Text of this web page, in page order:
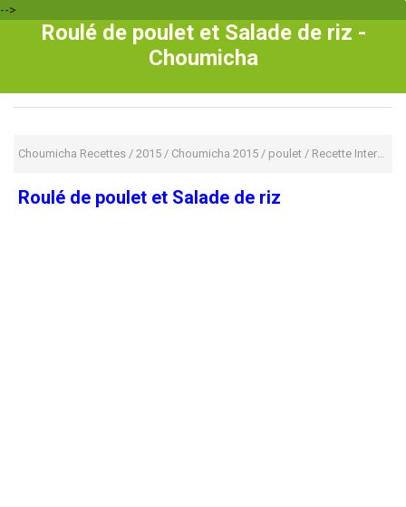
-->
Roulé de poulet et Salade de riz -
Choumicha
Choumicha Recettes / 2015 / Choumicha 2015 / poulet / Recette International
Roulé de poulet et Salade de riz